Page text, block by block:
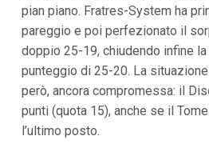
pian piano. Fratres-System ha
pareggio e poi perfezionato il
doppio 25-19, chiudendo infine la
punteggio di 25-20. La
però, ancora compromessa: il
punti (quota 15), anche se il
l’ultimo posto.